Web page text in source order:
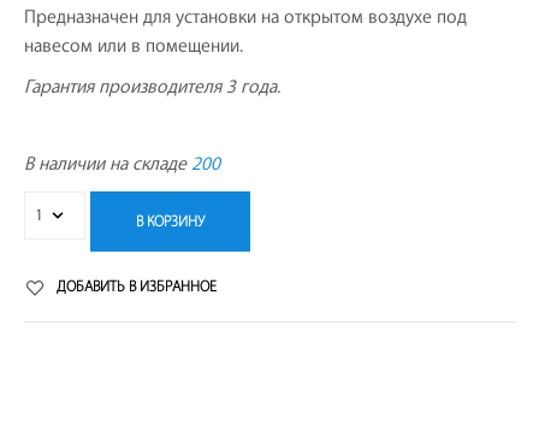
Предназначен для установки на открытом воздухе под
навесом или в помещении.
Гарантия производителя 3 года.
В наличии на складе200
В КОРЗИНУ
ДОБАВИТЬ В ИЗБРАННОЕ